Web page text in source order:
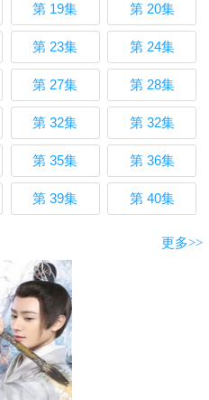
第 19集 第 20集
第 23集 第 24集
第 27集 第 28集
第 32集 第 32集
第 35集 第 36集
第 39集 第 40集
更多>>